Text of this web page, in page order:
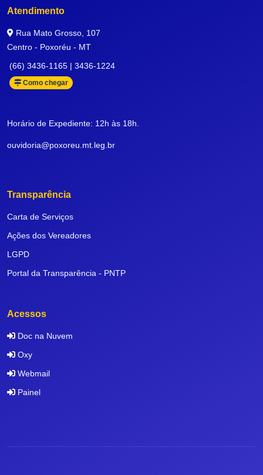
Atendimento
Rua Mato Grosso, 107
Centro - Poxoréu - MT
(66) 3436-1165 | 3436-1224
Como chegar
Horário de Expediente: 12h às 18h.
ouvidoria@poxoreu.mt.leg.br
Transparência
Carta de Serviços
Ações dos Vereadores
LGPD
Portal da Transparência - PNTP
Acessos
Doc na Nuvem
Oxy
Webmail
Painel